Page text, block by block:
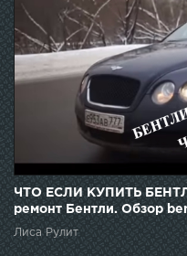
ЧТО ЕСЛИ КУПИТЬ
ремонт Бентли. Обзор
Лиса Рулит